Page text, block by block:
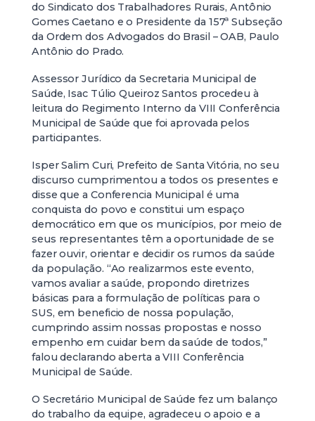
do Sindicato dos Trabalhadores Rurais, Antônio
Gomes Caetano e o Presidente da 157ª Subseção
da Ordem dos Advogados do Brasil – OAB, Paulo
Antônio do Prado.
Assessor Jurídico da Secretaria Municipal de
Saúde, Isac Túlio Queiroz Santos procedeu à
leitura do Regimento Interno da VIII Conferência
Municipal de Saúde que foi aprovada pelos
participantes.
Isper Salim Curi, Prefeito de Santa Vitória, no seu
discurso cumprimentou a todos os presentes e
disse que a Conferencia Municipal é uma
conquista do povo e constitui um espaço
democrático em que os municípios, por meio de
seus representantes têm a oportunidade de se
fazer ouvir, orientar e decidir os rumos da saúde
da população. “Ao realizarmos este evento,
vamos avaliar a saúde, propondo diretrizes
básicas para a formulação de políticas para o
SUS, em beneficio de nossa população,
cumprindo assim nossas propostas e nosso
empenho em cuidar bem da saúde de todos,”
falou declarando aberta a VIII Conferência
Municipal de Saúde.
O Secretário Municipal de Saúde fez um balanço
do trabalho da equipe, agradeceu o apoio e a